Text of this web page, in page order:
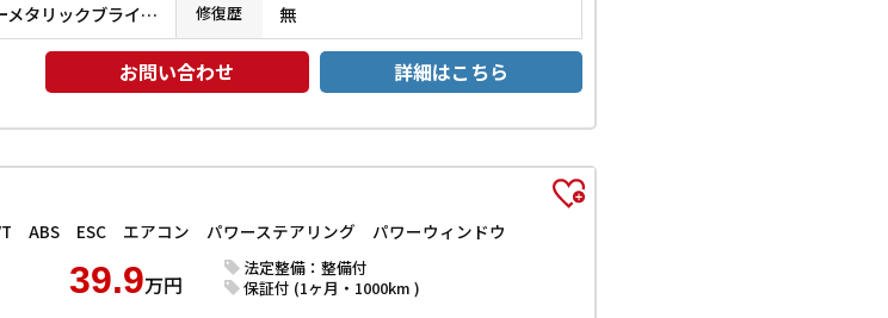
ブライトシルバーメタリックブライトシルバーメタリック 修復歴 無
お問い合わせ 詳細はこちら
ESC エアコン パワーステアリング パワーウィンドウ
39.9万円
法定整備：整備付
保証付 (1ヶ月・1000km )